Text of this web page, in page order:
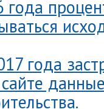
года
года